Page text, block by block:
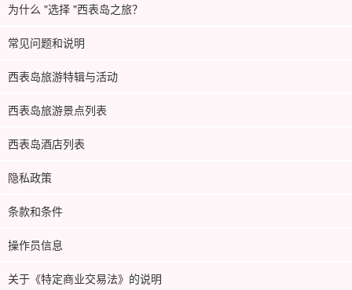
为什么 "选择 "西表岛之旅？
常见问题和说明
西表岛旅游特辑与活动
西表岛旅游景点列表
西表岛酒店列表
隐私政策
条款和条件
操作员信息
关于《特定商业交易法》的说明